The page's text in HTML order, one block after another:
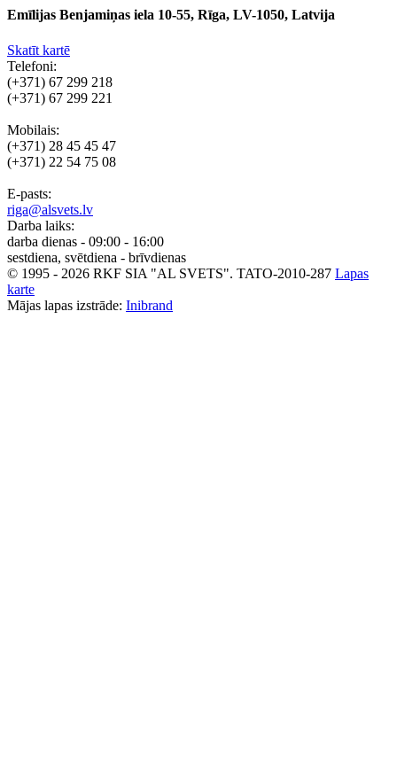
Emīlijas Benjamiņas iela 10-55, Rīga, LV-1050, Latvija
Skatīt kartē
Telefoni:
(+371) 67 299 218
(+371) 67 299 221
Mobilais:
(+371) 28 45 45 47
(+371) 22 54 75 08
E-pasts:
riga@alsvets.lv
Darba laiks:
darba dienas - 09:00 - 16:00
sestdiena, svētdiena - brīvdienas
© 1995 - 2026 RKF SIA "AL SVETS". TATO-2010-287 Lapas
karte
Mājas lapas izstrāde: Inibrand